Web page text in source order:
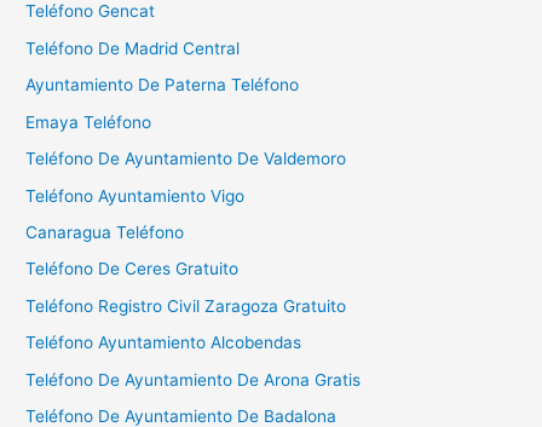
Teléfono Gencat
Teléfono De Madrid Central
Ayuntamiento De Paterna Teléfono
Emaya Teléfono
Teléfono De Ayuntamiento De Valdemoro
Teléfono Ayuntamiento Vigo
Canaragua Teléfono
Teléfono De Ceres Gratuito
Teléfono Registro Civil Zaragoza Gratuito
Teléfono Ayuntamiento Alcobendas
Teléfono De Ayuntamiento De Arona Gratis
Teléfono De Ayuntamiento De Badalona